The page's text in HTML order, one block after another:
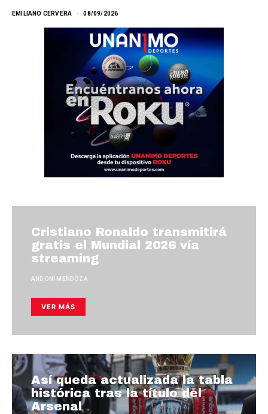
EMILIANO CERVERA 08/09/2026
Cristiano Ronaldo transmitirá
gratis el Mundial 2026 vía
streaming
ANDONI MENDOZA
VER MÁS
Así queda actualizada la tabla
histórica tras la título del
Arsenal